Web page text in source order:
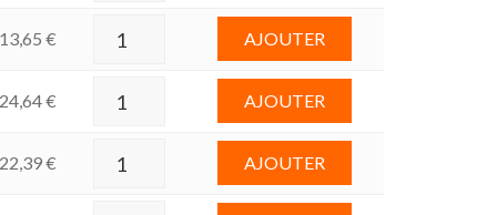
13,65 € AJOUTER
24,64€ AJOUTER
22,39€ AJOUTER